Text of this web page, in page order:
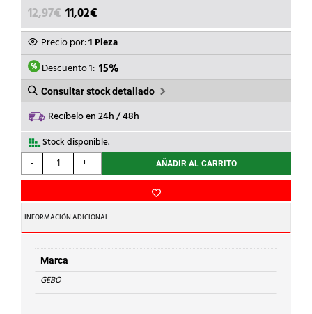
12,97€ EL
PRECIO
ORIGINAL
ERA:
12,97€.
11,02€
PRECIO
ACTUAL
ES:
11,02€.
Precio por:1 Pieza
Descuento 1: 15%
Consultar stock detallado
Recíbelo en 24h / 48h
Stock disponible.
-
GEBO
-
C/TOMA
DT
1x1/2"
ACERO
cantidad
+ AÑADIR AL CARRITO
INFORMACIÓN ADICIONAL
Marca
GEBO